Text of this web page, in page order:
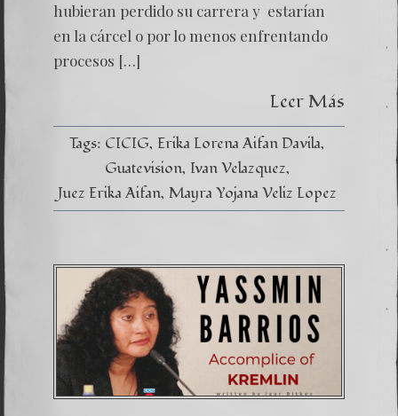
hubieran perdido su carrera y estarían
en la cárcel o por lo menos enfrentando
procesos […]
Leer Más
Tags: CICIG Erika Lorena Aifan Davila
Guatevision Ivan Velazquez
Juez Erika Aifan Mayra Yojana Veliz Lopez